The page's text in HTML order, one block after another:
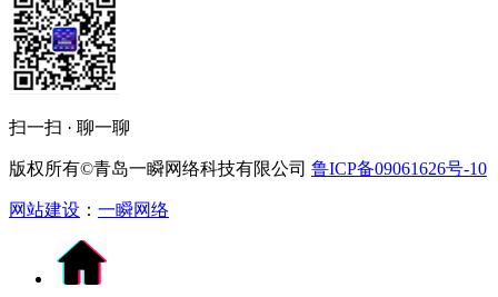
扫一扫 · 聊一聊
版权所有©青岛一瞬网络科技有限公司 鲁ICP备09061626号-10
网站建设 ： 一瞬网络